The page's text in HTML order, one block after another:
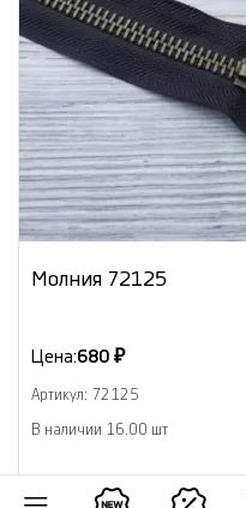
Молния 72125
Цена:680 ₽
Артикул: 72125
В наличии 16.00 шт